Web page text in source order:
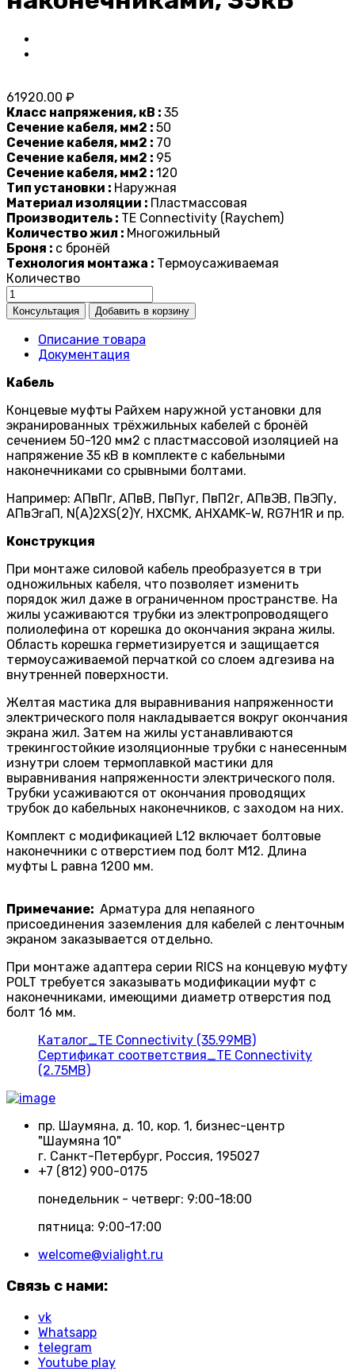
61920.00 ₽
Класс напряжения, кВ : 35
Сечение кабеля, мм2 : 50
Сечение кабеля, мм2 : 70
Сечение кабеля, мм2 : 95
Сечение кабеля, мм2 : 120
Тип установки : Наружная
Материал изоляции : Пластмассовая
Производитель : TE Connectivity (Raychem)
Количество жил : Многожильный
Броня : с бронёй
Технология монтажа : Термоусаживаемая
Количество
Описание товара
Документация
Кабель
Концевые муфты Райхем наружной установки для
экранированных трёхжильных кабелей с бронёй
сечением 50-120 мм2 с пластмассовой изоляцией на
напряжение 35 кВ в комплекте с кабельными
наконечниками со срывными болтами.
Например: АПвПг, АПвВ, ПвПуг, ПвП2г, АПвЭВ, ПвЭПу,
АПвЭгаП, N(A)2XS(2)Y, HXCMK, AHXAMK-W, RG7H1R и пр.
Конструкция
При монтаже силовой кабель преобразуется в три
одножиль­ных кабеля, что позволяет изменить
порядок жил даже в ограниченном пространстве. На
жилы усаживаются трубки из электропроводящего
полиолефина от корешка до окончания экрана жилы.
Область корешка герметизируется и защища­ется
термоусаживаемой перчаткой со слоем адгезива на
внутренней поверхности.
Желтая мастика для выравнивания напряженности
электрического поля накладывается вокруг окончания
экрана жил. Затем на жилы устанавли­ваются
трекингостойкие изоляцион­ные трубки с нанесенным
изнутри слоем термоплавкой мастики для
выравнивания напряженности электрическо­го поля.
Трубки усаживаются от окончания проводящих
трубок до кабельных наконечников, с заходом на них.
Комплект с модификацией L12 включает болтовые
наконечники с отверстием под болт M12. Длина
муфты L равна 1200 мм.
Примечание: Арматура для непаяного
присоединения заземления для кабелей с ленточным
экраном заказывается отдельно.
При монтаже адаптера серии RICS на конце­вую муфту
POLT требуется заказывать модификации муфт с
наконечниками, имеющими диаметр отверстия под
болт 16 мм.
Каталог_TE Connectivity (35.99MB)
Сертификат соответствия_TE Connectivity
(2.75MB)
пр. Шаумяна, д. 10, кор. 1, бизнес-центр
"Шаумяна 10"
г. Санкт-Петербург, Россия, 195027
+7 (812) 900-0175
понедельник - четверг: 9:00-18:00
пятница: 9:00-17:00
welcome@vialight.ru
Связь с нами:
vk
Whatsapp
telegram
Youtube play